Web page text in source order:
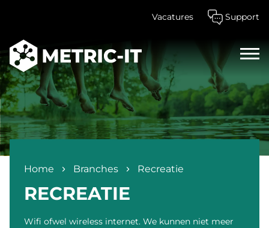
Vacatures Support
Home Branches Recreatie
RECREATIE
Wifi ofwel wireless internet. We kunnen niet meer